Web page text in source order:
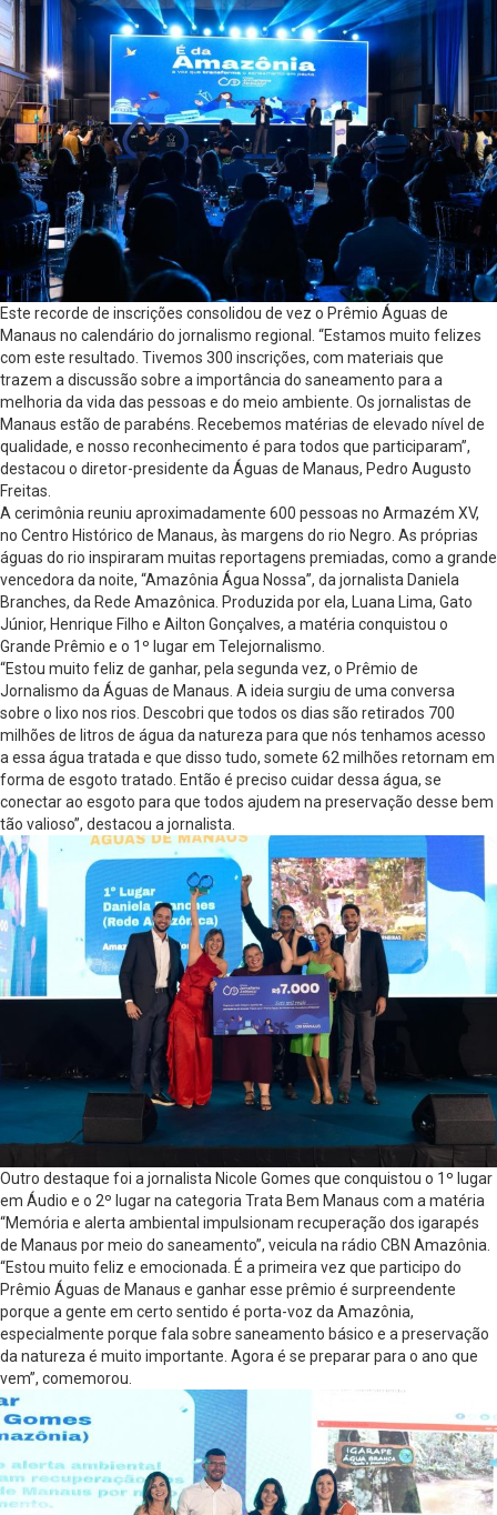
Este recorde de inscrições consolidou de vez o Prêmio Águas de
Manaus no calendário do jornalismo regional. “Estamos muito felizes
com este resultado. Tivemos 300 inscrições, com materiais que
trazem a discussão sobre a importância do saneamento para a
melhoria da vida das pessoas e do meio ambiente. Os jornalistas de
Manaus estão de parabéns. Recebemos matérias de elevado nível de
qualidade, e nosso reconhecimento é para todos que participaram”,
destacou o diretor-presidente da Águas de Manaus, Pedro Augusto
Freitas.
A cerimônia reuniu aproximadamente 600 pessoas no Armazém XV,
no Centro Histórico de Manaus, às margens do rio Negro. As próprias
águas do rio inspiraram muitas reportagens premiadas, como a grande
vencedora da noite, “Amazônia Água Nossa”, da jornalista Daniela
Branches, da Rede Amazônica. Produzida por ela, Luana Lima, Gato
Júnior, Henrique Filho e Ailton Gonçalves, a matéria conquistou o
Grande Prêmio e o 1º lugar em Telejornalismo.
“Estou muito feliz de ganhar, pela segunda vez, o Prêmio de
Jornalismo da Águas de Manaus. A ideia surgiu de uma conversa
sobre o lixo nos rios. Descobri que todos os dias são retirados 700
milhões de litros de água da natureza para que nós tenhamos acesso
a essa água tratada e que disso tudo, somete 62 milhões retornam em
forma de esgoto tratado. Então é preciso cuidar dessa água, se
conectar ao esgoto para que todos ajudem na preservação desse bem
tão valioso”, destacou a jornalista.
Outro destaque foi a jornalista Nicole Gomes que conquistou o 1º lugar
em Áudio e o 2º lugar na categoria Trata Bem Manaus com a matéria
“Memória e alerta ambiental impulsionam recuperação dos igarapés
de Manaus por meio do saneamento”, veicula na rádio CBN Amazônia.
“Estou muito feliz e emocionada. É a primeira vez que participo do
Prêmio Águas de Manaus e ganhar esse prêmio é surpreendente
porque a gente em certo sentido é porta-voz da Amazônia,
especialmente porque fala sobre saneamento básico e a preservação
da natureza é muito importante. Agora é se preparar para o ano que
vem”, comemorou.